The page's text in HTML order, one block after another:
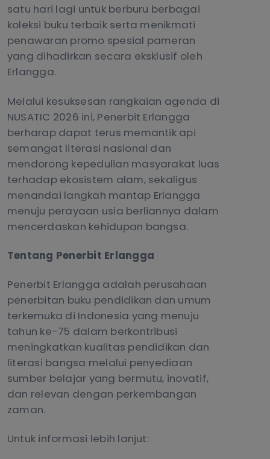
satu hari lagi untuk berburu berbagai
koleksi buku terbaik serta menikmati
penawaran promo spesial pameran
yang dihadirkan secara eksklusif oleh
Erlangga.
Melalui kesuksesan rangkaian agenda di
NUSATIC 2026 ini, Penerbit Erlangga
berharap dapat terus memantik api
semangat literasi nasional dan
mendorong kepedulian masyarakat luas
terhadap ekosistem alam, sekaligus
menandai langkah mantap Erlangga
menuju perayaan usia berliannya dalam
mencerdaskan kehidupan bangsa.
Tentang Penerbit Erlangga
Penerbit Erlangga adalah perusahaan
penerbitan buku pendidikan dan umum
terkemuka di Indonesia yang menuju
tahun ke-75 dalam berkontribusi
meningkatkan kualitas pendidikan dan
literasi bangsa melalui penyediaan
sumber belajar yang bermutu, inovatif,
dan relevan dengan perkembangan
zaman.
Untuk informasi lebih lanjut: